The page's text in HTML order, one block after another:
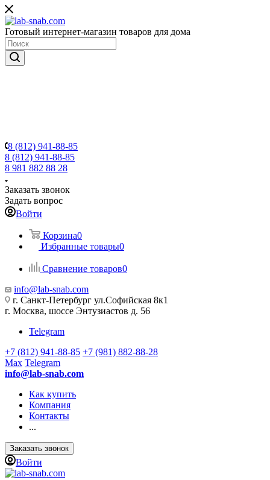
Готовый интернет-магазин товаров для дома
8 (812) 941-88-85
8 (812) 941-88-85
8 981 882 88 28
Заказать звонок
Задать вопрос
Войти
Корзина0
Избранные товары0
Сравнение товаров0
info@lab-snab.com
г. Санкт-Петербург ул.Софийская 8к1
г. Москва, шоссе Энтузиастов д. 56
Telegram
+7 (812) 941-88-85 +7 (981) 882-88-28
Max Telegram
info@lab-snab.com
Как купить
Компания
Контакты
...
Заказать звонок
Войти